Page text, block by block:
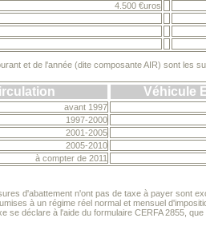
4.500 €uros
et de l'année (dite composante AIR) sont les
Véhicule
avant 1997
1997-2000
2001-2005
2005-2010
à compter de 2011
d'abattement n'ont pas de taxe à payer sont
à un régime réel normal et mensuel
se déclare à l'aide du formulaire CERFA 2855,